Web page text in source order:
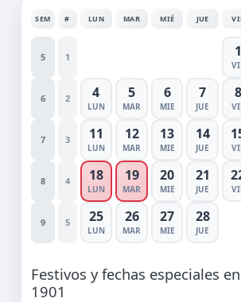
SEM # LUN MAR MIÉ JUE
5 1 1
6 2 4
LUN
5
MAR
6
MIE
7
JUE
8
7 3 11
LUN
12
MAR
13
MIE
14
JUE
8 4 18
LUN
19
MAR
20
MIE
21
JUE
9 5 25
LUN
26
MAR
27
MIE
28
JUE
Festivos y fechas especiales
1901